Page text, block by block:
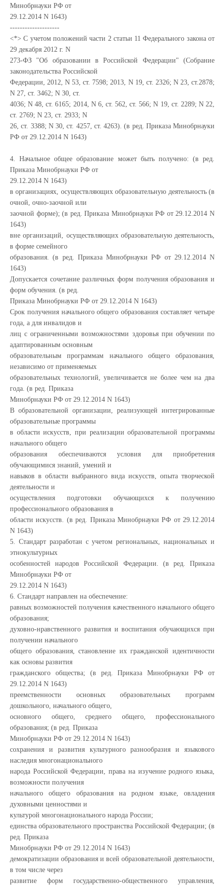
Минобрнауки РФ от
29.12.2014 N 1643)
--------------------
<*> С учетом положений части 2 статьи 11 Федерального закона от
29 декабря 2012 г. N
273-ФЗ "Об образовании в Российской Федерации" (Собрание
законодательства Российской
Федерации, 2012, N 53, ст. 7598; 2013, N 19, ст. 2326; N 23, ст.2878;
N 27, ст. 3462; N 30, ст.
4036; N 48, ст. 6165; 2014, N 6, ст. 562, ст. 566; N 19, ст. 2289; N 22,
ст. 2769; N 23, ст. 2933; N
26, ст. 3388; N 30, ст. 4257, ст. 4263). (в ред. Приказа Минобрнауки
РФ от 29.12.2014 N 1643)
4. Начальное общее образование может быть получено: (в ред.
Приказа Минобрнауки РФ от
29.12.2014 N 1643)
в организациях, осуществляющих образовательную деятельность (в
очной, очно-заочной или
заочной форме); (в ред. Приказа Минобрнауки РФ от 29.12.2014 N
1643)
вне организаций, осуществляющих образовательную деятельность,
в форме семейного
образования. (в ред. Приказа Минобрнауки РФ от 29.12.2014 N
1643)
Допускается сочетание различных форм получения образования и
форм обучения. (в ред.
Приказа Минобрнауки РФ от 29.12.2014 N 1643)
Срок получения начального общего образования составляет четыре
года, а для инвалидов и
лиц с ограниченными возможностями здоровья при обучении по
адаптированным основным
образовательным программам начального общего образования,
независимо от применяемых
образовательных технологий, увеличивается не более чем на два
года. (в ред. Приказа
Минобрнауки РФ от 29.12.2014 N 1643)
В образовательной организации, реализующей интегрированные
образовательные программы
в области искусств, при реализации образовательной программы
начального общего
образования обеспечиваются условия для приобретения
обучающимися знаний, умений и
навыков в области выбранного вида искусств, опыта творческой
деятельности и
осуществления подготовки обучающихся к получению
профессионального образования в
области искусств. (в ред. Приказа Минобрнауки РФ от 29.12.2014
N 1643)
5. Стандарт разработан с учетом региональных, национальных и
этнокультурных
особенностей народов Российской Федерации. (в ред. Приказа
Минобрнауки РФ от
29.12.2014 N 1643)
6. Стандарт направлен на обеспечение:
равных возможностей получения качественного начального общего
образования;
духовно-нравственного развития и воспитания обучающихся при
получении начального
общего образования, становление их гражданской идентичности
как основы развития
гражданского общества; (в ред. Приказа Минобрнауки РФ от
29.12.2014 N 1643)
преемственности основных образовательных программ
дошкольного, начального общего,
основного общего, среднего общего, профессионального
образования; (в ред. Приказа
Минобрнауки РФ от 29.12.2014 N 1643)
сохранения и развития культурного разнообразия и языкового
наследия многонационального
народа Российской Федерации, права на изучение родного языка,
возможности получения
начального общего образования на родном языке, овладения
духовными ценностями и
культурой многонационального народа России;
единства образовательного пространства Российской Федерации; (в
ред. Приказа
Минобрнауки РФ от 29.12.2014 N 1643)
демократизации образования и всей образовательной деятельности,
в том числе через
развитие форм государственно-общественного управления,